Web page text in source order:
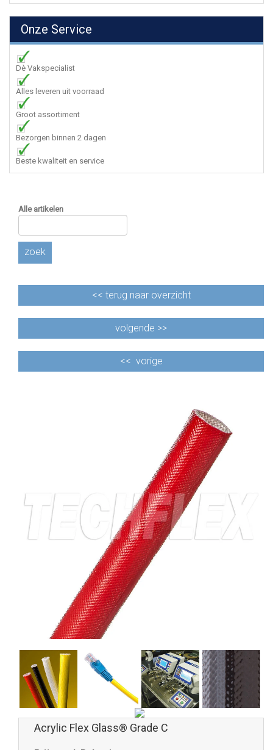
Onze Service
Dè Vakspecialist
Alles leveren uit voorraad
Groot assortiment
Bezorgen binnen 2 dagen
Beste kwaliteit en service
Alle artikelen
zoek
<< terug naar overzicht
volgende >>
<< vorige
Acrylic Flex Glass® Grade C